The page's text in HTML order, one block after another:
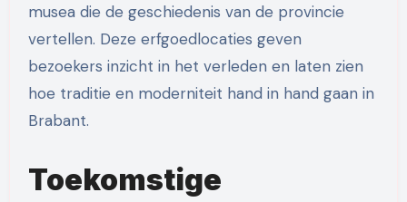
musea die de geschiedenis van de provincie
vertellen. Deze erfgoedlocaties geven
bezoekers inzicht in het verleden en laten zien
hoe traditie en moderniteit hand in hand gaan in
Brabant.
Toekomstige